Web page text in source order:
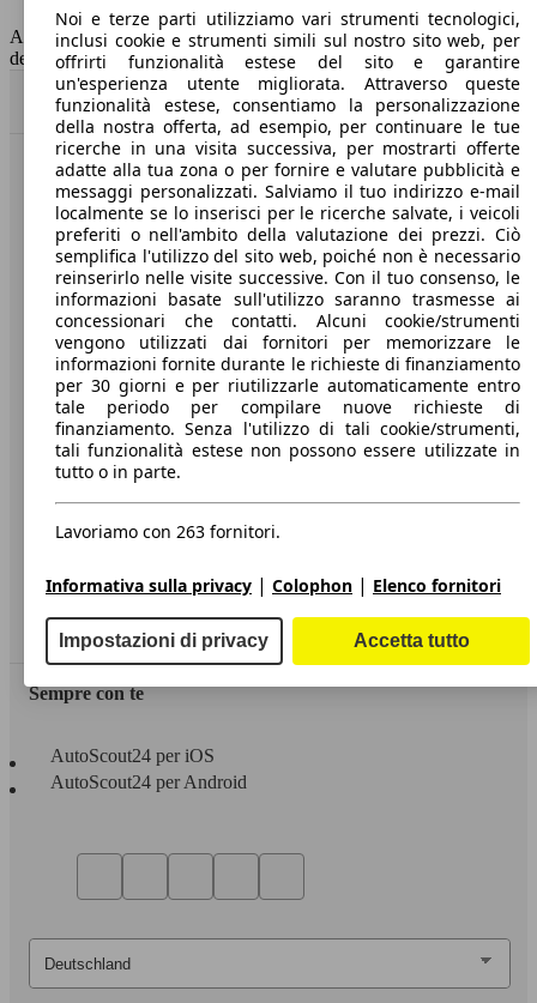
Capacità del serbatoio
60 l
AutoScout24 non si assume alcuna responsabilità per la correttezza
dei dati.
Torna su
Benvenuti su AutoScout24, il mercato auto europeo.
Società
A proposito di AutoScout24
Stampa
Media
Condizioni generali
Informazioni
Privacy
Dichiarazione di Accessibilità
Servizi
Area rivenditori
Sempre con te
AutoScout24 per iOS
AutoScout24 per Android
Noi e terze parti utilizziamo vari strumenti tecnologici,
inclusi cookie e strumenti simili sul nostro sito web, per
offrirti funzionalità estese del sito e garantire
un'esperienza utente migliorata. Attraverso queste
funzionalità estese, consentiamo la personalizzazione
della nostra offerta, ad esempio, per continuare le tue
ricerche in una visita successiva, per mostrarti offerte
adatte alla tua zona o per fornire e valutare pubblicità e
messaggi personalizzati. Salviamo il tuo indirizzo e-mail
localmente se lo inserisci per le ricerche salvate, i veicoli
preferiti o nell'ambito della valutazione dei prezzi. Ciò
semplifica l'utilizzo del sito web, poiché non è necessario
reinserirlo nelle visite successive. Con il tuo consenso, le
informazioni basate sull'utilizzo saranno trasmesse ai
concessionari che contatti. Alcuni cookie/strumenti
vengono utilizzati dai fornitori per memorizzare le
informazioni fornite durante le richieste di finanziamento
per 30 giorni e per riutilizzarle automaticamente entro
tale periodo per compilare nuove richieste di
finanziamento. Senza l'utilizzo di tali cookie/strumenti,
tali funzionalità estese non possono essere utilizzate in
tutto o in parte.
Lavoriamo con 263 fornitori.
Informativa sulla privacy | Colophon | Elenco fornitori
Impostazioni di privacy Accetta tutto